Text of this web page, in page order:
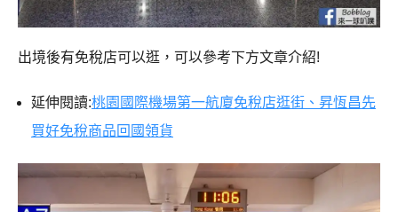
出境後有免稅店可以逛，可以參考下方文章介紹!
延伸閱讀:桃園國際機場第一航廈免稅店逛街、昇恆昌先
買好免稅商品回國領貨